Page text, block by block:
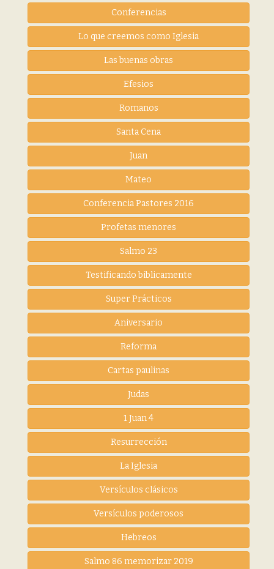
Conferencias
Lo que creemos como Iglesia
Las buenas obras
Efesios
Romanos
Santa Cena
Juan
Mateo
Conferencia Pastores 2016
Profetas menores
Salmo 23
Testificando biblicamente
Super Prácticos
Aniversario
Reforma
Cartas paulinas
Judas
1 Juan 4
Resurrección
La Iglesia
Versículos clásicos
Versículos poderosos
Hebreos
Salmo 86 memorizar 2019